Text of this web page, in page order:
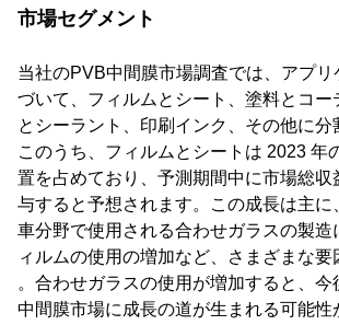
市場セグメント
当社のPVB中間膜市場調査では、アプリ
づいて、フィルムとシート、塗料とコー
とシーラント、印刷インク、その他に分
このうち、フィルムとシートは 2023 年
置を占めており、予測期間中に市場総収
与すると予想されます。この成長は主に
車分野で使用される合わせガラスの製造
ィルムの使用の増加など、さまざまな要
。合わせガラスの使用が増加すると、今
中間膜市場に成長の道が生まれる可能性